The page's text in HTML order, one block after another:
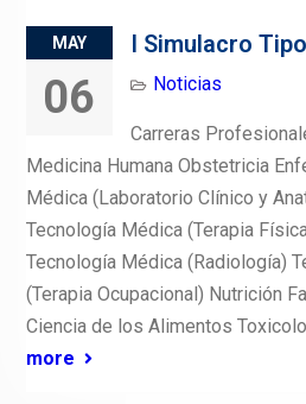
MAY
06
I Simulacro
Noticias
Carreras
Medicina Humana Obstetricia
Médica (Laboratorio Clínico y
Tecnología Médica (Terapia
Tecnología Médica (Radiología)
(Terapia Ocupacional) Nutrición
Ciencia de los Alimentos
more